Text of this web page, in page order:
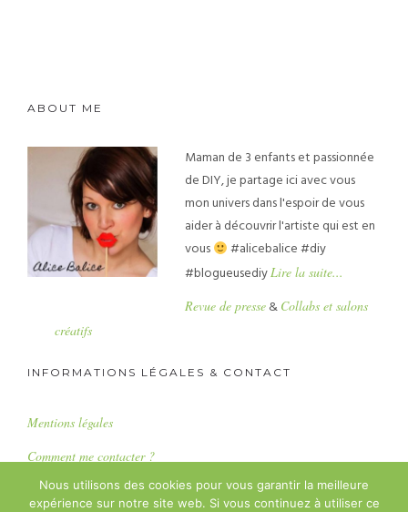
ABOUT ME
Maman de 3 enfants et passionnée
de DIY, je partage ici avec vous
mon univers dans l'espoir de vous
aider à découvrir l'artiste qui est en
vous
#alicebalice #diy
#blogueusediyLire la suite...
Revue de presse & Collabs et salons
créatifs
INFORMATIONS LÉGALES & CONTACT
Mentions légales
Comment me contacter ?
Nous utilisons des cookies pour vous garantir la meilleure
expérience sur notre site web. Si vous continuez à utiliser ce